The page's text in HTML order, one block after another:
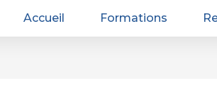
Accueil Formations